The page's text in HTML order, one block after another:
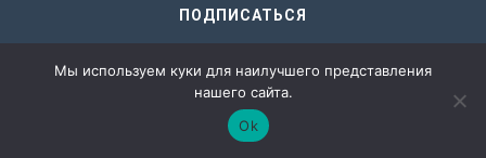
Администрация сайта не несет никакой ответственности за
точность содержания информации опубликованной на сайте, а так
Мы используем куки для наилучшего представления
нашего сайта.
Ok